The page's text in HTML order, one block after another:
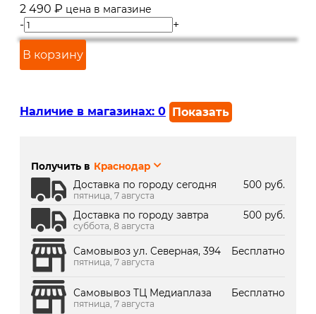
2 490 ₽ цена в магазине
- +
В корзину
Наличие в магазинах: 0 Показать
г. Краснодар, ТК Медиаплаза:
Получить в Краснодар
Доставка по городу сегодня
500 руб.
пятница, 7 августа
Доставка по городу завтра 500 руб.
суббота, 8 августа
Самовывоз ул. Северная, 394 Бесплатно
пятница, 7 августа
Самовывоз ТЦ Медиаплаза Бесплатно
пятница, 7 августа